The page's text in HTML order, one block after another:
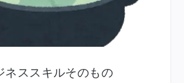
ネススキルそのもの